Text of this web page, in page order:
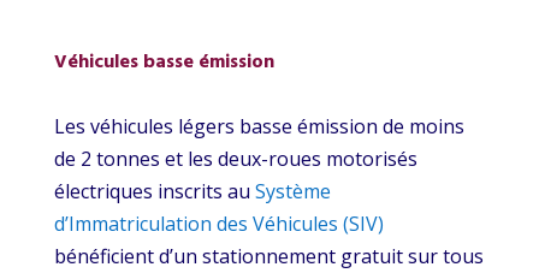
Véhicules basse émission
Les véhicules légers basse émission de moins
de 2 tonnes et les deux-roues motorisés
électriques inscrits au Système
d’Immatriculation des Véhicules (SIV)
bénéficient d’un stationnement gratuit sur tous